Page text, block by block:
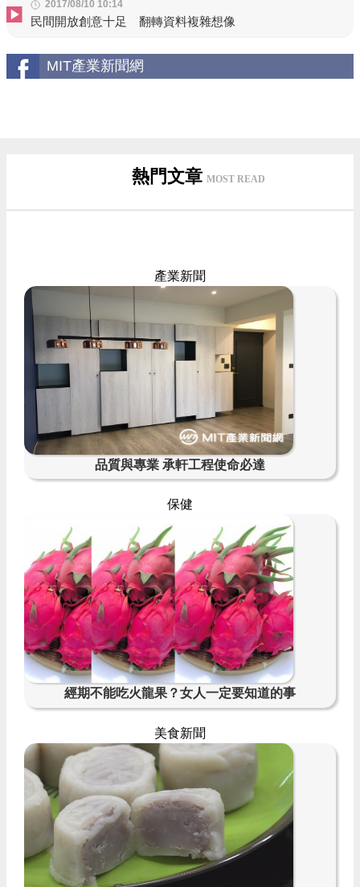
2017/08/10 10:14
民間開放創意十足 翻轉資料複雜想像
MIT產業新聞網
熱門文章 MOST READ
產業新聞
品質與專業 承軒工程使命必達
保健
經期不能吃火龍果？女人一定要知道的事
美食新聞